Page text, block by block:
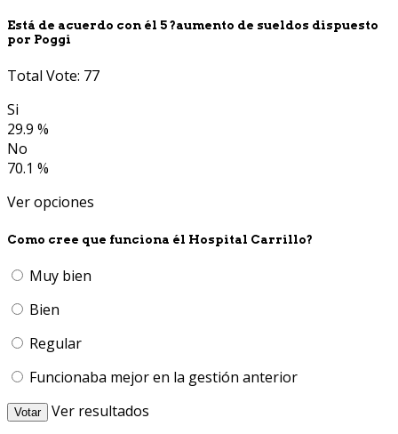
Está de acuerdo con él 5 ?aumento de sueldos dispuesto
por Poggi
Total Vote: 77
Si
29.9 %
No
70.1 %
Ver opciones
Como cree que funciona él Hospital Carrillo?
Muy bien
Bien
Regular
Funcionaba mejor en la gestión anterior
Votar
Ver resultados